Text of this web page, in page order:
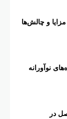
و چالش‌ها
نوآورانه
در